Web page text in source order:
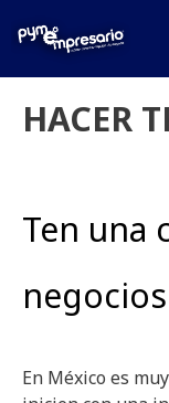
HACER
Ten una
En México es